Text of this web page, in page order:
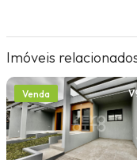
Imóveis
Venda